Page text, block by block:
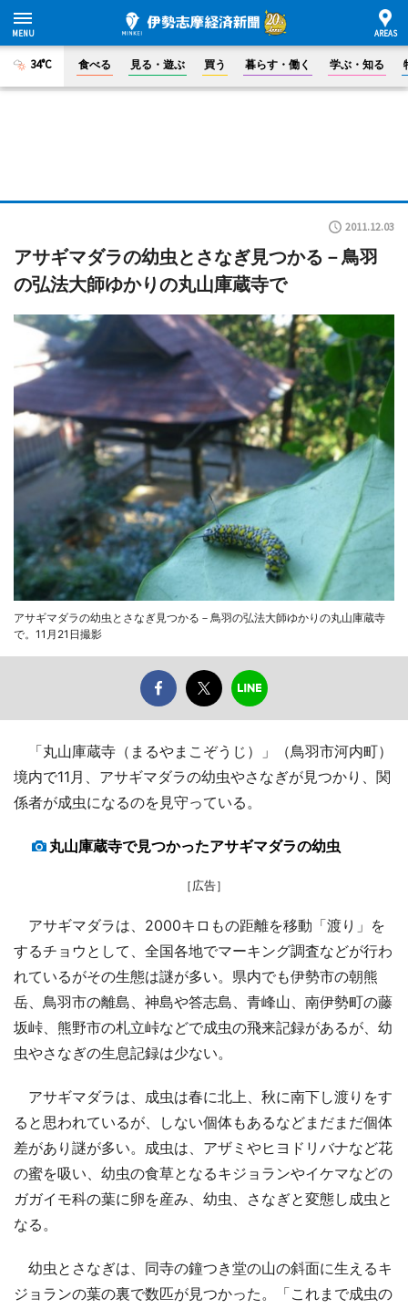
34°C 食べる 見る・遊ぶ 買う 暮らす・働く 学ぶ・知る
2011.12.03
アサギマダラの幼虫とさなぎ見つかる－鳥羽
の弘法大師ゆかりの丸山庫蔵寺で
アサギマダラの幼虫とさなぎ見つかる－鳥羽の弘法大師ゆかりの丸山庫蔵寺
で。11月21日撮影
「丸山庫蔵寺（まるやまこぞうじ）」（鳥羽市河内町）
境内で11月、アサギマダラの幼虫やさなぎが見つかり、関
係者が成虫になるのを見守っている。
丸山庫蔵寺で見つかったアサギマダラの幼虫
［広告］
アサギマダラは、2000キロもの距離を移動「渡り」を
するチョウとして、全国各地でマーキング調査などが行わ
れているがその生態は謎が多い。県内でも伊勢市の朝熊
岳、鳥羽市の離島、神島や答志島、青峰山、南伊勢町の藤
坂峠、熊野市の札立峠などで成虫の飛来記録があるが、幼
虫やさなぎの生息記録は少ない。
アサギマダラは、成虫は春に北上、秋に南下し渡りをす
ると思われているが、しない個体もあるなどまだまだ個体
差があり謎が多い。成虫は、アザミやヒヨドリバナなど花
の蜜を吸い、幼虫の食草となるキジョランやイケマなどの
ガガイモ科の葉に卵を産み、幼虫、さなぎと変態し成虫と
なる。
幼虫とさなぎは、同寺の鐘つき堂の山の斜面に生えるキ
ジョランの葉の裏で数匹が見つかった。「これまで成虫の